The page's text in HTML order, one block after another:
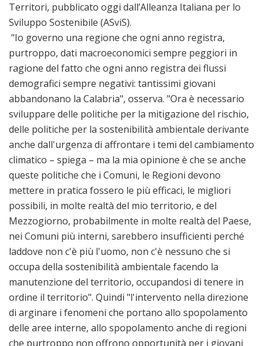
Territori, pubblicato oggi dall’Alleanza Italiana per lo
Sviluppo Sostenibile (ASviS).
"Io governo una regione che ogni anno registra,
purtroppo, dati macroeconomici sempre peggiori in
ragione del fatto che ogni anno registra dei flussi
demografici sempre negativi: tantissimi giovani
abbandonano la Calabria", osserva. "Ora è necessario
sviluppare delle politiche per la mitigazione del rischio,
delle politiche per la sostenibilità ambientale derivante
anche dall'urgenza di affrontare i temi del cambiamento
climatico – spiega – ma la mia opinione è che se anche
queste politiche che i Comuni, le Regioni devono
mettere in pratica fossero le più efficaci, le migliori
possibili, in molte realtà del mio territorio, e del
Mezzogiorno, probabilmente in molte realtà del Paese,
nei Comuni più interni, sarebbero insufficienti perché
laddove non c'è più l'uomo, non c'è nessuno che si
occupa della sostenibilità ambientale facendo la
manutenzione del territorio, occupandosi di tenere in
ordine il territorio". Quindi "l'intervento nella direzione
di arginare i fenomeni che portano allo spopolamento
delle aree interne, allo spopolamento anche di regioni
che purtroppo non offrono opportunità per i giovani